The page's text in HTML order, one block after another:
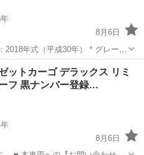
8月6日
* ミッション：AT（オー
トマチック） * 型式：EBD-S321V 現...
ハイゼット
ットカーゴ デラックス リミ
フ 黒ナンバー登録…
8月6日